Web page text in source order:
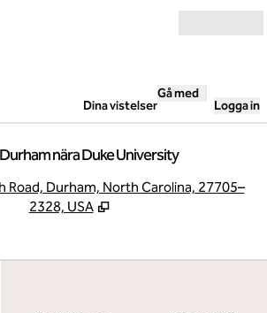
Dina vistelser
Gå med
Logga in
nära Duke University
Road, Durham, North Carolina, 27705–
2328, USA